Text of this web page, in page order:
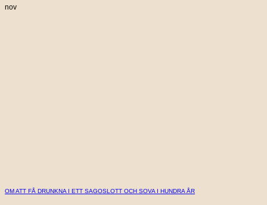
nov
OM ATT FÅ DRUNKNA I ETT SAGOSLOTT OCH SOVA I HUNDRA ÅR